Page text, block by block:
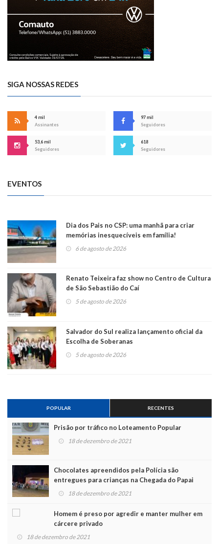
SIGA NOSSAS REDES
4 mil
Assinantes
97 mil
Seguidores
53,6 mil
Seguidores
618
Seguidores
EVENTOS
Dia dos Pais no CSP: uma manhã para criar
memórias inesquecíveis em família!
6 de agosto de 2026
Renato Teixeira faz show no Centro de Cultura
de São Sebastião do Caí
5 de agosto de 2026
Salvador do Sul realiza lançamento oficial da
Escolha de Soberanas
5 de agosto de 2026
POPULAR RECENTES
Prisão por tráfico no Loteamento Popular
18 de dezembro de 2021
Chocolates apreendidos pela Polícia são
entregues para crianças na Chegada do Papai
Noel
18 de dezembro de 2021
Homem é preso por agredir e manter mulher em
cárcere privado
18 de dezembro de 2021